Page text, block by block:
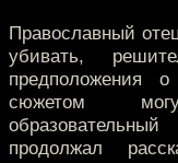
Православный
убивать,
предположения
сюжетом
продолжал